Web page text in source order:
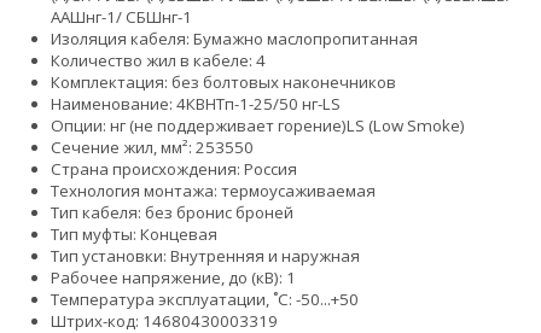
ААШнг-1/ СБШнг-1
Изоляция кабеля: Бумажно маслопропитанная
Количество жил в кабеле: 4
Комплектация: без болтовых наконечников
Наименование: 4КВНТп-1-25/50 нг-LS
Опции: нг (не поддерживает горение)LS (Low Smoke)
Сечение жил, мм²: 253550
Страна происхождения: Россия
Технология монтажа: термоусаживаемая
Тип кабеля: без бронис броней
Тип муфты: Концевая
Тип установки: Внутренняя и наружная
Рабочее напряжение, до (кВ): 1
Температура эксплуатации, ˚С: -50...+50
Штрих-код: 14680430003319